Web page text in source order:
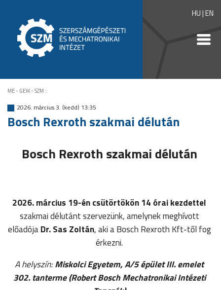
HU|EN
ME - GEIK - SZM ::
2026. március 3. (kedd) 13:35
Bosch Rexroth szakmai délután
Bosch Rexroth szakmai délután
2026. március 19-én csütörtökön 14 órai kezdettel
szakmai délutánt szervezünk, amelynek meghívott
előadójaDr. Sas Zoltán, aki a Bosch Rexroth Kft-től fog
érkezni.
A helyszín:Miskolci Egyetem, A/5 épület III. emelet
302. tanterme (Robert Bosch Mechatronikai Intézeti